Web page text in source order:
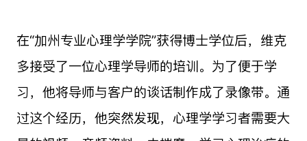
在“加州专业心理学学院”获得博士学位后，维克
多接受了一位心理学导师的培训。为了便于学
习，他将导师与客户的谈话制作成了录像带。通
过这个经历，他突然发现，心理学学习者需要大